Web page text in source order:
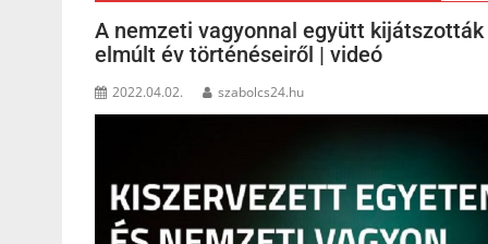
A nemzeti vagyonnal együtt
elmúlt év történéseiről | videó
2022.04.02. szabolcs24.hu